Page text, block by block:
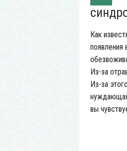
Как
появления
Из-за
Из-за
вы